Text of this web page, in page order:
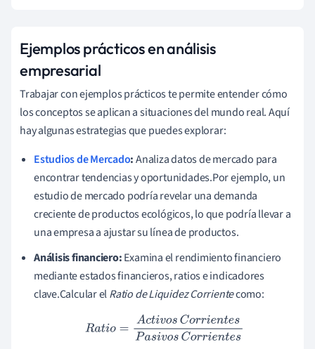
Ejemplos prácticos en análisis
empresarial
Trabajar con ejemplos prácticos te permite entender cómo
los conceptos se aplican a situaciones del mundo real. Aquí
hay algunas estrategias que puedes explorar:
Estudios de Mercado:Analiza datos de mercado para
encontrar tendencias y oportunidades.Por ejemplo, un
estudio de mercado podría revelar una demanda
creciente de productos ecológicos, lo que podría llevar a
una empresa a ajustar su línea de productos.
Análisis financiero:Examina el rendimiento financiero
mediante estados financieros, ratios e indicadores
clave.Calcular elRatio de Liquidez Corrientecomo:
o=Activ os CorrientesPasivosCorrien